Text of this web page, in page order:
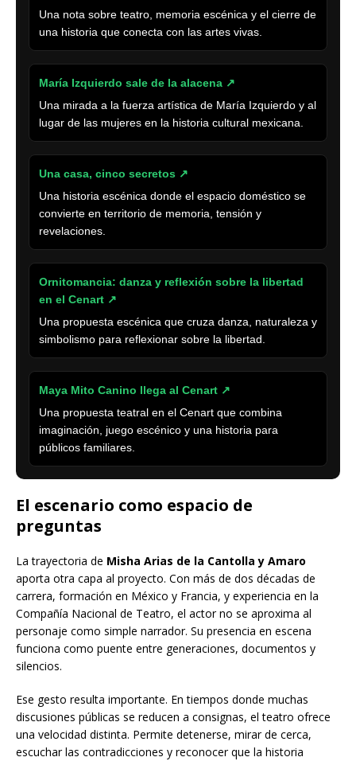
Una nota sobre teatro, memoria escénica y el cierre de
una historia que conecta con las artes vivas.
María Izquierdo sale de la alacena ↗
Una mirada a la fuerza artística de María Izquierdo y al
lugar de las mujeres en la historia cultural mexicana.
Una casa, cinco secretos ↗
Una historia escénica donde el espacio doméstico se
convierte en territorio de memoria, tensión y
revelaciones.
Ornitomancia: danza y reflexión sobre la libertad
en el Cenart ↗
Una propuesta escénica que cruza danza, naturaleza y
simbolismo para reflexionar sobre la libertad.
Maya Mito Canino llega al Cenart ↗
Una propuesta teatral en el Cenart que combina
imaginación, juego escénico y una historia para
públicos familiares.
El escenario como espacio de
preguntas
La trayectoria de Misha Arias de la Cantolla y Amaro
aporta otra capa al proyecto. Con más de dos décadas de
carrera, formación en México y Francia, y experiencia en la
Compañía Nacional de Teatro, el actor no se aproxima al
personaje como simple narrador. Su presencia en escena
funciona como puente entre generaciones, documentos y
silencios.
Ese gesto resulta importante. En tiempos donde muchas
discusiones públicas se reducen a consignas, el teatro ofrece
una velocidad distinta. Permite detenerse, mirar de cerca,
escuchar las contradicciones y reconocer que la historia